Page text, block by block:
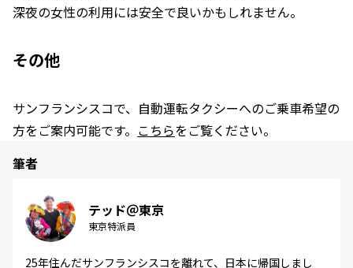
深夜の女性の利用には安全で良いかもしれません。
その他
サンフランシスコで、自動運転タクシーへのご乗車希望の
方をご案内可能です。 こちらをご覧ください。
筆者
テッド＠東京
東京特派員
25年住んだサンフランシスコを離れて、日本に帰国しまし